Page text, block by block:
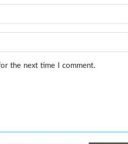
the next time I comment.